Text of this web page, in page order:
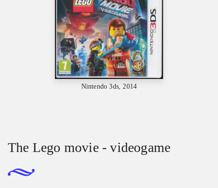
Nintendo 3ds, 2014
The Lego movie - videogame